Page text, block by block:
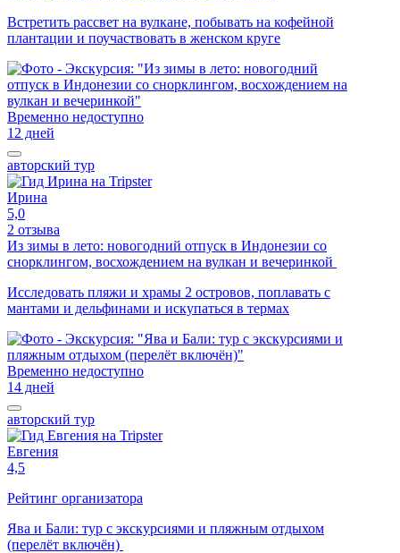
Встретить рассвет на вулкане, побывать на кофейной
плантации и поучаствовать в женском круге
Временно недоступно
12 дней
авторский тур
Ирина
5,0
2 отзыва
Из зимы в лето: новогодний отпуск в Индонезии со
снорклингом, восхождением на вулкан и вечеринкой
Исследовать пляжи и храмы 2 островов, поплавать с
мантами и дельфинами и искупаться в термах
Временно недоступно
14 дней
авторский тур
Евгения
4,5
Рейтинг организатора
Ява и Бали: тур с экскурсиями и пляжным отдыхом
(перелёт включён)